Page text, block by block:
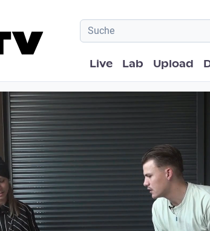
Hauptnavigation
Live Lab Upload